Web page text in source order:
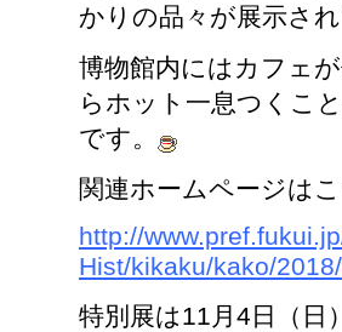
かりの品々が展示され
博物館内にはカフェ
らホット一息つくこ
です。
関連ホームページは
http://
Hist/kikaku/kako/
特別展は11月4日（日